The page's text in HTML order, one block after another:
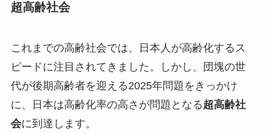
超高齢社会
これまでの高齢社会では、日本人が高齢化するス
ピードに注目されてきました。しかし、団塊の世
代が後期高齢者を迎える2025年問題をきっかけ
に、日本は高齢化率の高さが問題となる超高齢社
会に到達します。